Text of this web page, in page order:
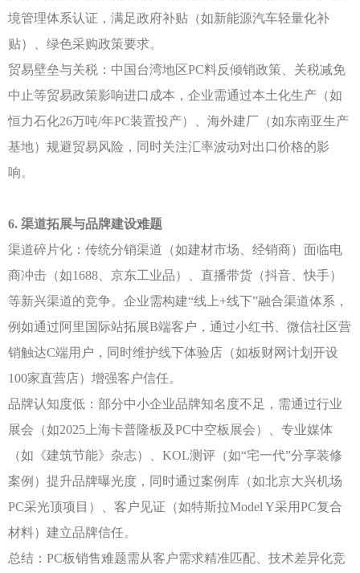
境管理体系认证，满足政府补贴（如新能源汽车轻量化补
贴）、绿色采购政策要求。
贸易壁垒与关税：中国台湾地区PC料反倾销政策、关税减免
中止等贸易政策影响进口成本，企业需通过本土化生产（如
恒力石化26万吨/年PC装置投产）、海外建厂（如东南亚生产
基地）规避贸易风险，同时关注汇率波动对出口价格的影
响。
6. 渠道拓展与品牌建设难题
渠道碎片化：传统分销渠道（如建材市场、经销商）面临电
商冲击（如1688、京东工业品）、直播带货（抖音、快手）
等新兴渠道的竞争。企业需构建“线上+线下”融合渠道体系，
例如通过阿里国际站拓展B端客户，通过小红书、微信社区营
销触达C端用户，同时维护线下体验店（如板财网计划开设
100家直营店）增强客户信任。
品牌认知度低：部分中小企业品牌知名度不足，需通过行业
展会（如2025上海卡普隆板及PC中空板展会）、专业媒体
（如《建筑节能》杂志）、KOL测评（如“宅一代”分享装修
案例）提升品牌曝光度，同时通过案例库（如北京大兴机场
PC采光顶项目）、客户见证（如特斯拉Model Y采用PC复合
材料）建立品牌信任。
总结： PC板销售难题需从客户需求精准匹配、技术差异化竞